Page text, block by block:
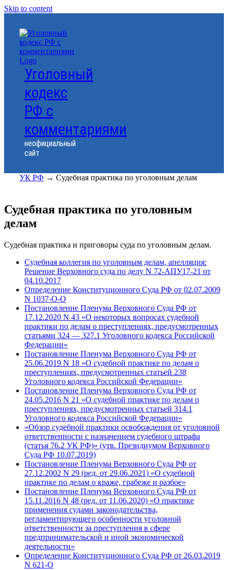
Skip to content
Уголовный
кодекс
РФ с
комментариями
неофициальный
сайт
УК РФ → Судебная практика по уголовным делам
Судебная практика по уголовным
делам
Судебная практика и приговоры суда по уголовным делам.
Судебная коллегия по уголовным делам, апелляция:
Решение Верховного суда по делу N 72-АПУ17-21 от
04.10.2017
Определение Конституционного Суда РФ от 02.07.2009
N 1037-О-О
Постановление Пленума Верховного Суда РФ от
17.12.2020 N 43 «О некоторых вопросах судебной
практики по делам о преступлениях, предусмотренных
статьями 324 — 327.1 Уголовного кодекса Российской
Федерации»
Постановление Пленума Верховного Суда РФ от
25.06.2019 N 18 «О судебной практике по делам о
преступлениях, предусмотренных статьей 238
Уголовного кодекса Российской Федерации»
Постановление Пленума Верховного Суда РФ от
24.05.2016 N 21 «О судебной практике по делам о
преступлениях, предусмотренных статьей 314.1
Уголовного кодекса Российской Федерации»
«Обзор судебной практики освобождения от уголовной
ответственности с назначением судебного штрафа
(статья 76.2 УК РФ)» (утв. Президиумом Верховного
Суда РФ 10.07.2019)
Постановление Пленума Верховного Суда РФ от
27.12.2002 N 29 (ред. от 29.06.2021) «О судебной
практике по делам о краже, грабеже и разбое»
Постановление Пленума Верховного Суда РФ от
15.11.2016 N 48 (ред. от 11.06.2020) «О практике
применения судами законодательства,
регламентирующего особенности уголовной
ответственности за преступления в сфере
предпринимательской и иной экономической
деятельности»
Определение Конституционного Суда РФ от 26.03.2019
N 621-О